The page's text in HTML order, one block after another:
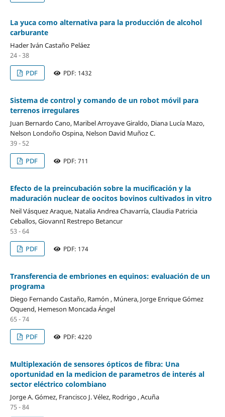
La yuca como alternativa para la producción de alcohol
carburante
Hader Iván Castaño Peláez
24 - 38
PDF
PDF: 1432
Sistema de control y comando de un robot móvil para
terrenos irregulares
Juan Bernardo Cano, Maribel Arroyave Giraldo, Diana Lucía Mazo,
Nelson Londoño Ospina, Nelson David Muñoz C.
39 - 52
PDF
PDF: 711
Efecto de la preincubación sobre la mucificación y la
maduración nuclear de oocitos bovinos cultivados in vitro
Neil Vásquez Araque, Natalia Andrea Chavarría, Claudia Patricia
Ceballos, GiovannI Restrepo Betancur
53 - 64
PDF
PDF: 174
Transferencia de embriones en equinos: evaluación de un
programa
Diego Fernando Castaño, Ramón , Múnera, Jorge Enrique Gómez
Oquend, Hemeson Moncada Ángel
65 - 74
PDF
PDF: 4220
Multiplexación de sensores ópticos de fibra: Una
oportunidad en la medicion de parametros de interés al
sector eléctrico colombiano
Jorge A. Gómez, Francisco J. Vélez, Rodrigo , Acuña
75 - 84